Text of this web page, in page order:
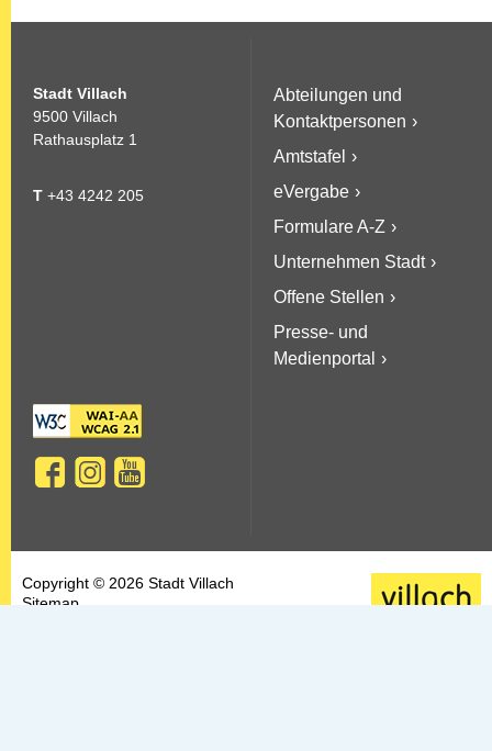
Stadt Villach
9500 Villach
Rathausplatz 1
T +43 4242 205
Abteilungen und
Kontaktpersonen
Amtstafel
eVergabe
Formulare A-Z
Unternehmen Stadt
Offene Stellen
Presse- und
Medienportal
Copyright © 2026 Stadt Villach
Sitemap